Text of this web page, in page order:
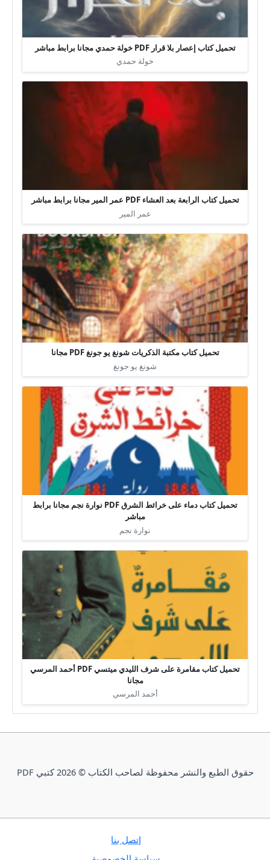
تحميل كتاب إعصار بلا قرار PDF خولة حمدي مجانا برابط مباشر
خولة حمدي
تحميل كتاب الرابعة بعد العشاء PDF عمر المير مجانا برابط مباشر
عمر المير
تحميل كتاب مكتبة الذكريات شونغ يو جونغ PDF مجانا
شونغ يو جونغ
تحميل كتاب دماء على خرائط الشرق PDF نوارة نجم مجانا برابط
مباشر
نوارة نجم
تحميل كتاب مقامرة على شرف الليدي ميتسي PDF أحمد المرسي
مجانا
أحمد المرسي
حقوق الطبع والنشر محفوظة لصاحب الكتاب © 2026 كتبي PDF
إتصل بنا